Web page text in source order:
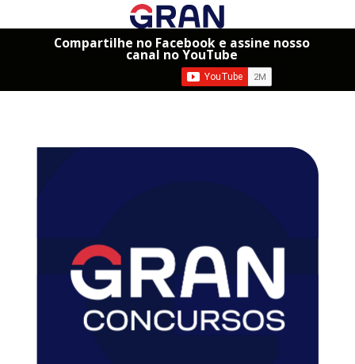
Compartilhe no Facebook e assine nosso
canal no YouTube